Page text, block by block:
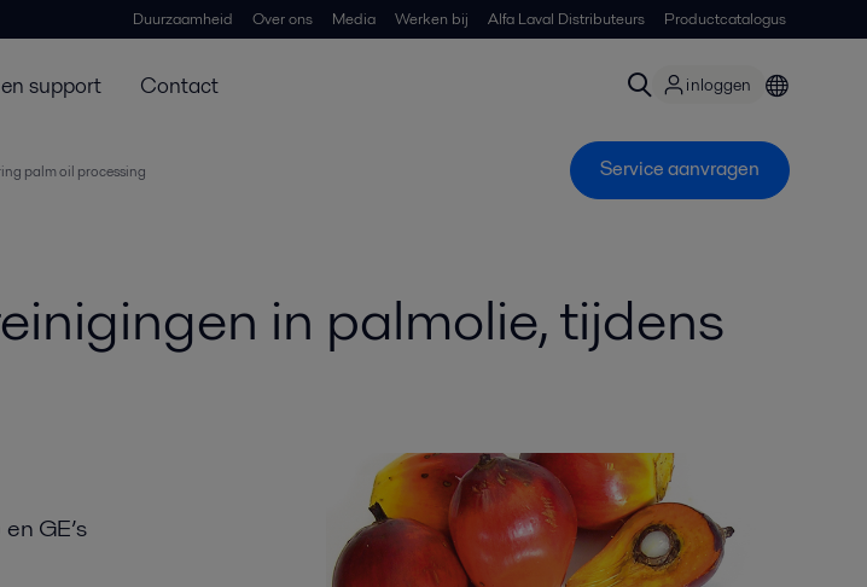
Duurzaamheid Over ons Media Werken bij Alfa Laval Distributeurs Productcatalogus
support Contact inloggen
palm oil processing Service aanvragen
in palmolie, tijdens
GE’s